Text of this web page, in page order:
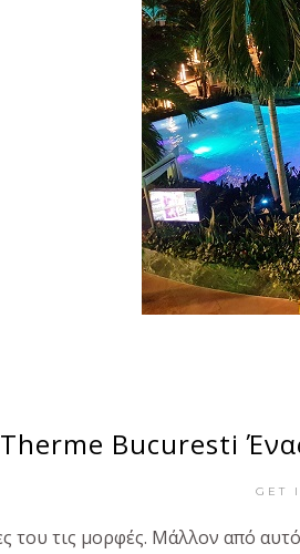
Therme Bucuresti
GET
τις μορφές. Μάλλον από αυτό